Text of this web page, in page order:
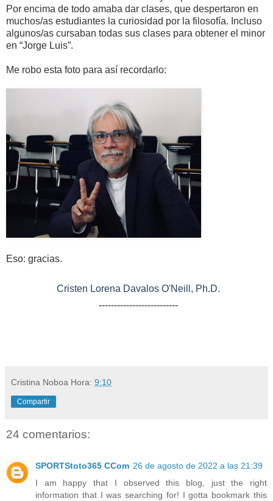
Por encima de todo amaba dar clases, que despertaron en
muchos/as estudiantes la curiosidad por la filosofía. Incluso
algunos/as cursaban todas sus clases para obtener el minor
en “Jorge Luis”.
Me robo esta foto para así recordarlo:
Eso: gracias.
Cristen Lorena Davalos O'Neill, Ph.D.
--------------------------
Cristina Noboa Hora: 9:10
Compartir
24 comentarios:
SPORTStoto365 CCom 26 de agosto de 2022 a las 21:39
I am happy that I observed this blog, just the right
information that I was searching for! I gotta bookmark this